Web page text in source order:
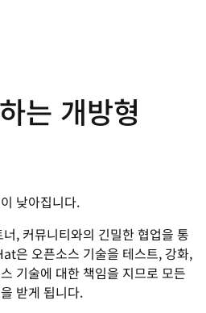
는 개방형
낮아집니다.
, 커뮤니티와의 긴밀한 협업을 통
은 오픈소스 기술을 테스트, 강화,
기술에 대한 책임을 지므로 모든
받게 됩니다.